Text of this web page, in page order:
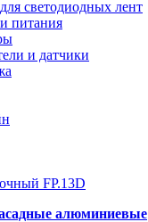
светодиодных лент
питания
и датчики
алюминиевые